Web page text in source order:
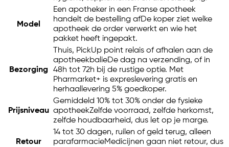
Model
Een apotheker in een Franse apotheek
handelt de bestelling afDe koper ziet welke
apotheek de order verwerkt en wie het
pakket heeft ingepakt.
Bezorging
Thuis, PickUp point relais of afhalen aan de
apotheekbalieDe dag na verzending, of in
48h tot 72h bij de rustige optie. Met
Pharmarket+ is expreslevering gratis en
herhaallevering 5% goedkoper.
Prijsniveau
Gemiddeld 10% tot 30% onder de fysieke
apotheekZelfde voorraad, zelfde herkomst,
zelfde houdbaarheid, dus let op je marge.
Retour
14 tot 30 dagen, ruilen of geld terug, alleen
parafarmacieMedicijnen gaan niet retour, dus